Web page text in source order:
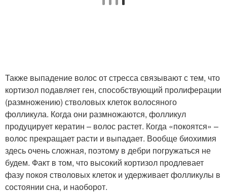
Также выпадение волос от стресса связывают с тем, что
кортизол подавляет ген, способствующий пролиферации
(размножению) стволовых клеток волосяного
фолликула. Когда они размножаются, фолликул
продуцирует кератин – волос растет. Когда «покоятся» –
волос прекращает расти и выпадает. Вообще биохимия
здесь очень сложная, поэтому в дебри погружаться не
будем. Факт в том, что высокий кортизол продлевает
фазу покоя стволовых клеток и удерживает фолликулы в
состоянии сна, и наоборот.